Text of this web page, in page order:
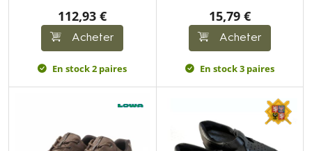
112,93 €
Acheter
En stock 2 paires
15,79 €
Acheter
En stock 3 paires